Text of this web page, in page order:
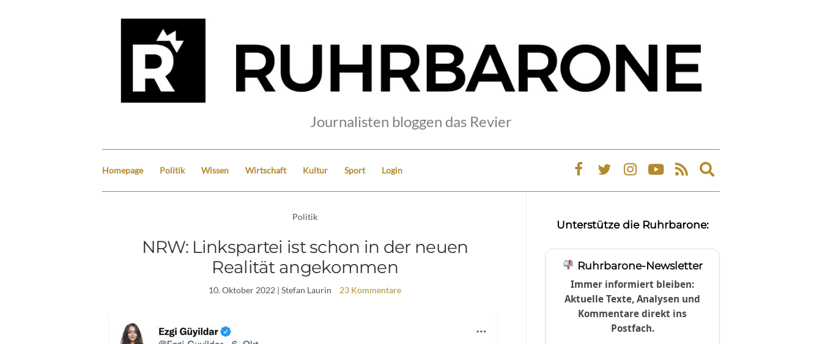
Journalisten bloggen das Revier
Homepage Politik Wissen Wirtschaft Kultur Sport Login
Expand
search
Politik
NRW: Linkspartei ist schon in der neuen
Realität angekommen
10. Oktober 2022 | Stefan Laurin 23 Kommentare
Unterstütze die Ruhrbarone:
Ruhrbarone-Newsletter
Immer informiert bleiben:
Aktuelle Texte, Analysen und
Kommentare direkt ins
Postfach.